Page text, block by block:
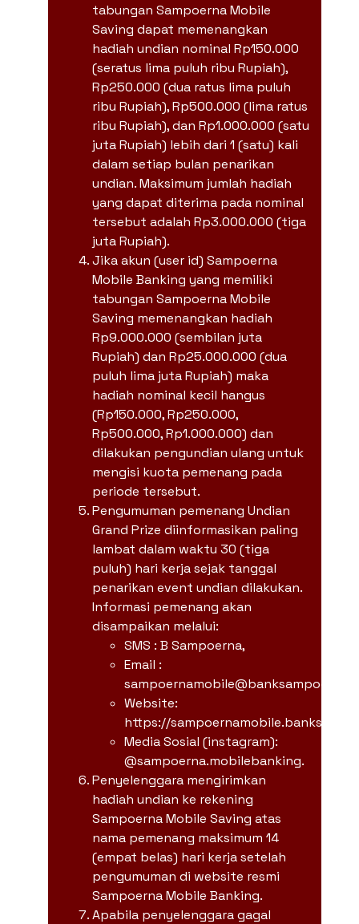
tabungan Sampoerna Mobile
Saving dapat memenangkan
hadiah undian nominal Rp150.000
(seratus lima puluh ribu Rupiah),
Rp250.000 (dua ratus lima puluh
ribu Rupiah), Rp500.000 (lima ratus
ribu Rupiah), dan Rp1.000.000 (satu
juta Rupiah) lebih dari 1 (satu) kali
dalam setiap bulan penarikan
undian. Maksimum jumlah hadiah
yang dapat diterima pada nominal
tersebut adalah Rp3.000.000 (tiga
juta Rupiah).
Jika akun (user id) Sampoerna
Mobile Banking yang memiliki
tabungan Sampoerna Mobile
Saving memenangkan hadiah
Rp9.000.000 (sembilan juta
Rupiah) dan Rp25.000.000 (dua
puluh lima juta Rupiah) maka
hadiah nominal kecil hangus
(Rp150.000, Rp250.000,
Rp500.000, Rp1.000.000) dan
dilakukan pengundian ulang untuk
mengisi kuota pemenang pada
periode tersebut.
Pengumuman pemenang Undian
Grand Prize diinformasikan paling
lambat dalam waktu 30 (tiga
puluh) hari kerja sejak tanggal
penarikan event undian dilakukan.
Informasi pemenang akan
disampaikan melalui:
SMS : B Sampoerna,
Email :
Website:
https://
Media Sosial (instagram):
@sampoerna.mobilebanking.
Penyelenggara mengirimkan
hadiah undian ke rekening
Sampoerna Mobile Saving atas
nama pemenang maksimum 14
(empat belas) hari kerja setelah
pengumuman di website resmi
Sampoerna Mobile Banking.
Apabila penyelenggara gagal